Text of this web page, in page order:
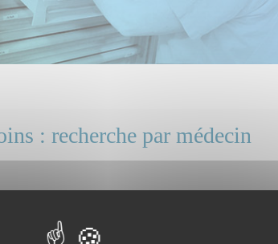
: recherche par médecin